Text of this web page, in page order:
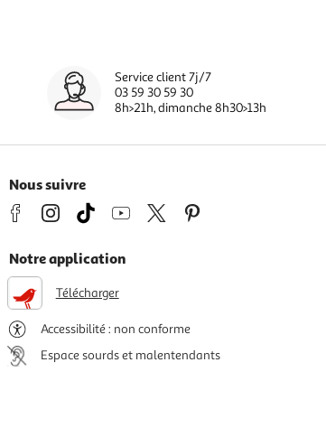
Service client 7j/7
03 59 30 59 30
8h>21h, dimanche 8h30>13h
Nous suivre
Notre application
Télécharger
Accessibilité : non conforme
Espace sourds et malentendants